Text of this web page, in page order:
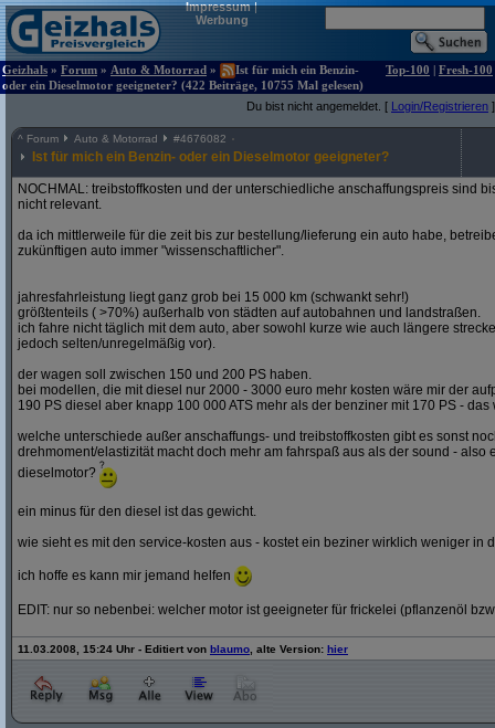
Impressum|
Werbung
Geizhals » Forum » Auto & Motorrad »
Ist für mich ein Benzin-
oder ein Dieselmotor geeigneter? (422 Beiträge, 10755 Mal gelesen)
Top-100 | Fresh-100
Du bist nicht angemeldet. [ Login/Registrieren ]
^ Forum Auto & Motorrad #4676082
Ist für mich ein Benzin- oder ein Dieselmotor geeigneter?
NOCHMAL: treibstoffkosten und der unterschiedliche anschaffungspreis sind
nicht relevant.
da ich mittlerweile für die zeit bis zur bestellung/lieferung ein auto habe,
zukünftigen auto immer "wissenschaftlicher".
jahresfahrleistung liegt ganz grob bei 15 000 km (schwankt sehr!)
größtenteils ( >70%) außerhalb von städten auf autobahnen und landstraßen.
ich fahre nicht täglich mit dem auto, aber sowohl kurze wie auch längere
jedoch selten/unregelmäßig vor).
der wagen soll zwischen 150 und 200 PS haben.
bei modellen, die mit diesel nur 2000 - 3000 euro mehr kosten wäre mir der
190 PS diesel aber knapp 100 000 ATS mehr als der benziner mit 170 PS - das
welche unterschiede außer anschaffungs- und treibstoffkosten gibt es sonst
drehmoment/elastizität macht doch mehr am fahrspaß aus als der sound - also
dieselmotor?
ein minus für den diesel ist das gewicht.
wie sieht es mit den service-kosten aus - kostet ein beziner wirklich weniger in
ich hoffe es kann mir jemand helfen
EDIT: nur so nebenbei: welcher motor ist geeigneter für frickelei (pflanzenöl
11.03.2008, 15:24 Uhr - Editiert von blaumo , alte Version: hier